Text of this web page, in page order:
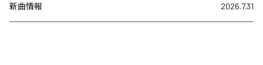
新曲情報 2026.7.31